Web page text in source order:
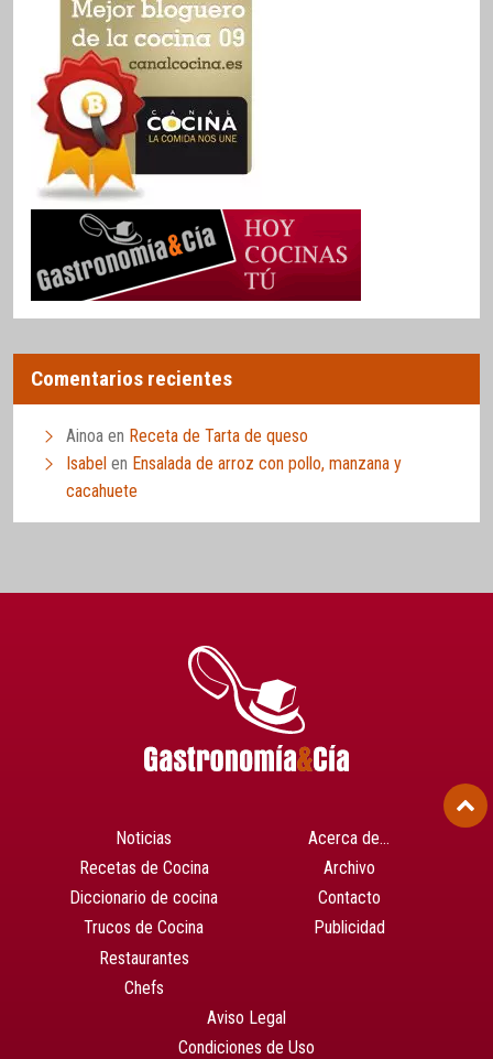
Comentarios recientes
Ainoa en Receta de Tarta de queso
Isabel en Ensalada de arroz con pollo, manzana y
cacahuete
Noticias
Recetas de Cocina
Diccionario de cocina
Trucos de Cocina
Restaurantes
Chefs
Acerca de…
Archivo
Contacto
Publicidad
Aviso Legal
Condiciones de Uso